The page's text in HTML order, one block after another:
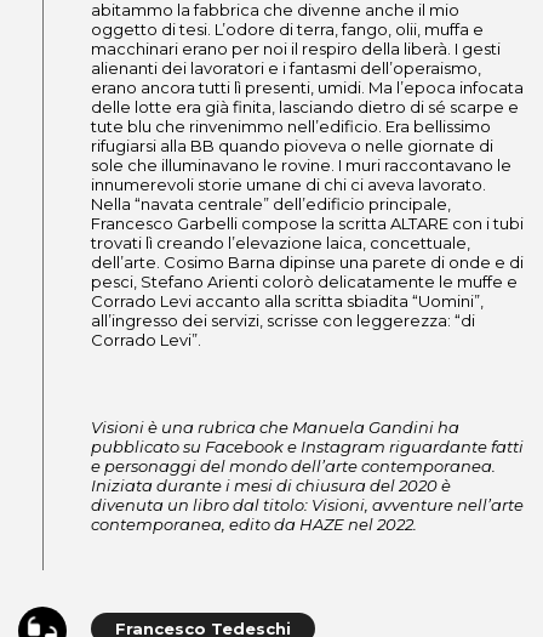
abitammo la fabbrica che divenne anche il mio
oggetto di tesi. L’odore di terra, fango, olii, muffa e
macchinari erano per noi il respiro della liberà. I gesti
alienanti dei lavoratori e i fantasmi dell’operaismo,
erano ancora tutti lì presenti, umidi. Ma l’epoca infocata
delle lotte era già finita, lasciando dietro di sé scarpe e
tute blu che rinvenimmo nell’edificio. Era bellissimo
rifugiarsi alla BB quando pioveva o nelle giornate di
sole che illuminavano le rovine. I muri raccontavano le
innumerevoli storie umane di chi ci aveva lavorato.
Nella “navata centrale” dell’edificio principale,
Francesco Garbelli compose la scritta ALTARE con i tubi
trovati lì creando l’elevazione laica, concettuale,
dell’arte. Cosimo Barna dipinse una parete di onde e di
pesci, Stefano Arienti colorò delicatamente le muffe e
Corrado Levi accanto alla scritta sbiadita “Uomini”,
all’ingresso dei servizi, scrisse con leggerezza: “di
Corrado Levi”.
Visioni è una rubrica che Manuela Gandini ha
pubblicato su Facebook e Instagram riguardante fatti
e personaggi del mondo dell’arte contemporanea.
Iniziata durante i mesi di chiusura del 2020 è
divenuta un libro dal titolo: Visioni, avventure nell’arte
contemporanea, edito da HAZE nel 2022.
Francesco Tedeschi